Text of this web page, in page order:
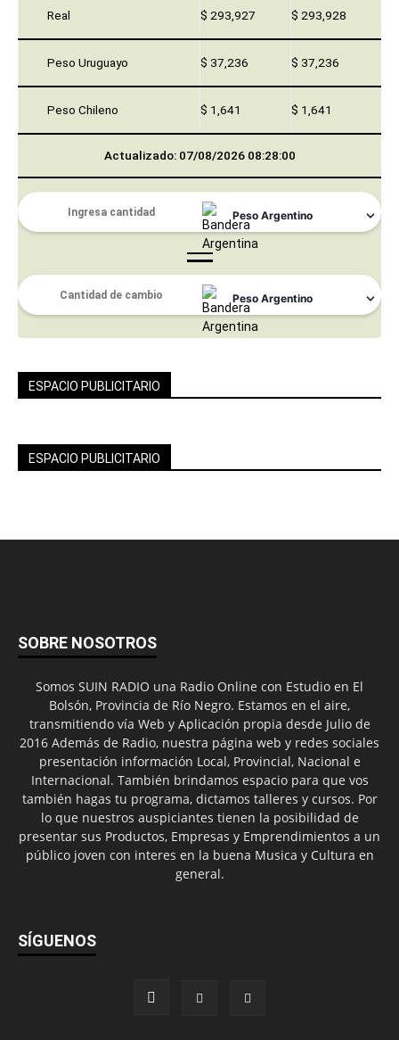
Real $ 293,927 $ 293,928
Peso Uruguayo $ 37,236 $ 37,236
Peso Chileno $ 1,641 $ 1,641
Actualizado: 07/08/2026 08:28:00
ESPACIO PUBLICITARIO
ESPACIO PUBLICITARIO
SOBRE NOSOTROS
Somos SUIN RADIO una Radio Online con Estudio en El
Bolsón, Provincia de Río Negro. Estamos en el aire,
transmitiendo vía Web y Aplicación propia desde Julio de
2016 Además de Radio, nuestra página web y redes sociales
presentación información Local, Provincial, Nacional e
Internacional. También brindamos espacio para que vos
también hagas tu programa, dictamos talleres y cursos. Por
lo que nuestros auspiciantes tienen la posibilidad de
presentar sus Productos, Empresas y Emprendimientos a un
público joven con interes en la buena Musica y Cultura en
general.
SÍGUENOS